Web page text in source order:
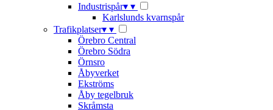
Industrispår▾ ▾
Karlslunds kvarnspår
Trafikplatser▾ ▾
Örebro Central
Örebro Södra
Örnsro
Åbyverket
Ekströms
Åby tegelbruk
Skråmsta